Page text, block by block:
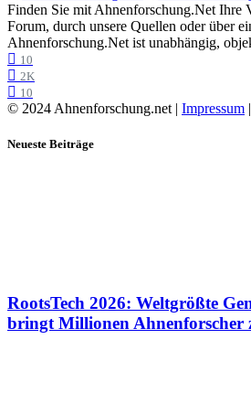
Finden Sie mit Ahnenforschung.Net Ihre
Forum, durch unsere Quellen oder über
Ahnenforschung.Net ist unabhängig,
10
2K
10
© 2024 Ahnenforschung.net | Impressum |
Neueste Beiträge
RootsTech 2026: Weltgrößte
bringt Millionen Ahnenforscher